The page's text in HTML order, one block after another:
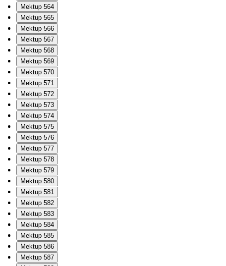
Mektup 564
Mektup 565
Mektup 566
Mektup 567
Mektup 568
Mektup 569
Mektup 570
Mektup 571
Mektup 572
Mektup 573
Mektup 574
Mektup 575
Mektup 576
Mektup 577
Mektup 578
Mektup 579
Mektup 580
Mektup 581
Mektup 582
Mektup 583
Mektup 584
Mektup 585
Mektup 586
Mektup 587